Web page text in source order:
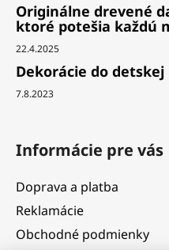
Originálne drevené
ktoré potešia každú
22.4.2025
Dekorácie do detskej
7.8.2023
Informácie pre vás
Doprava a platba
Reklamácie
Obchodné podmienky